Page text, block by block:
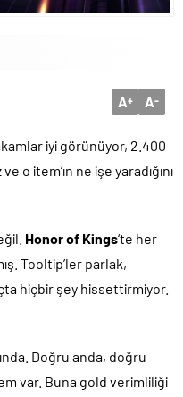
karşı karşıya
A+ A-
iyi görünüyor, 2.400
o item’ın ne işe yaradığını
Honor of Kings‘te her
Tooltip’ler parlak,
hiçbir şey hissettirmiyor.
Doğru anda, doğru
var. Buna gold verimliliği